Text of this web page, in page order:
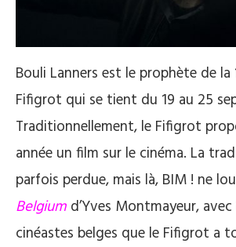
Bouli Lanners est le prophète de
Fifigrot qui se tient du 19 au 25
Traditionnellement, le Fifigrot
année un film sur le cinéma. La
parfois perdue, mais là, BIM ! ne
Belgium d’Yves Montmayeur,
cinéastes belges que le Fifigrot a